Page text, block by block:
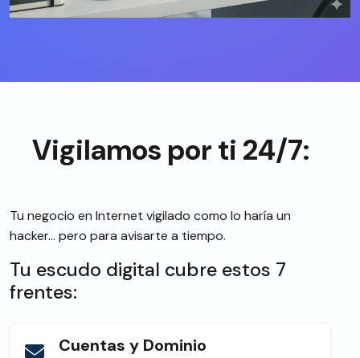
Vigilamos por ti 24/7:
Tu negocio en Internet vigilado como lo haría un
hacker… pero para avisarte a tiempo.
Tu escudo digital cubre estos 7
frentes:
Cuentas y Dominio